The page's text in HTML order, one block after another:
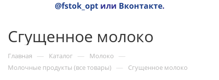
@fstok_optили Вконтакте.
Сгущенное молоко
Главная — Каталог — Молоко —
Молочные продукты (все товары) — Сгущенное молоко